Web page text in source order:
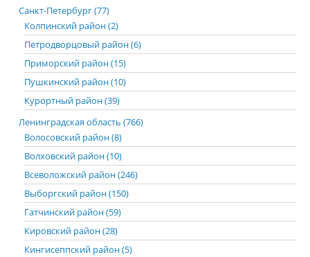
Санкт-Петербург (77)
Колпинский район (2)
Петродворцовый район (6)
Приморский район (15)
Пушкинский район (10)
Курортный район (39)
Ленинградская область (766)
Волосовский район (8)
Волховский район (10)
Всеволожский район (246)
Выборгский район (150)
Гатчинский район (59)
Кировский район (28)
Кингисеппский район (5)